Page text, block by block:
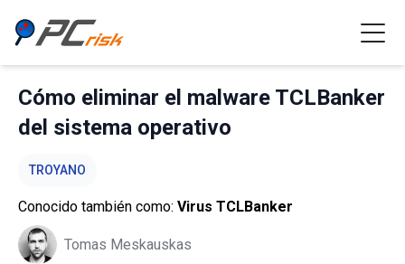
Cómo eliminar el malware TCLBanker
del sistema operativo
TROYANO
Conocido también como: Virus TCLBanker
Tomas Meskauskas